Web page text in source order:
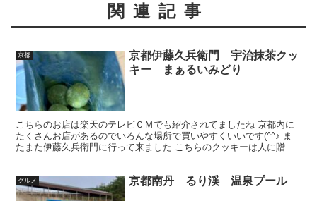
関連記事
京都
京都伊藤久兵衛門 宇治抹茶クッ
キー まぁるいみどり
こちらのお店は楽天のテレビＣＭでも紹介されてましたね 京都内に
たくさんお店があるのでいろんな場所で買いやすくいいです(^^♪ ま
たまた伊藤久兵衛門に行って来ました こちらのクッキーは人に贈る
グルメ 京都南丹 るり渓 温泉プール